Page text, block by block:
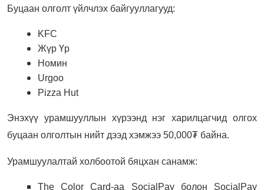
Буцаан олголт үйлчлэх байгууллагууд:
KFC
Жүр Үр
Номин
Urgoo
Pizza Hut
Энэхүү урамшууллын хүрээнд нэг харилцагчид олгох
буцаан олголтын нийт дээд хэмжээ 50,000₮ байна.
Урамшуулалтай холбоотой бяцхан санамж:
The Color Card-аа SocialPay болон SocialPay